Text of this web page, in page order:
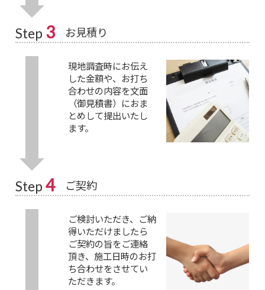
Step 3 お見積り
現地調査時にお伝え
した金額や、お打ち
合わせの内容を文面
（御見積書）におま
とめして提出いたし
ます。
Step 4 ご契約
ご検討いただき、ご納
得いただけましたら
ご契約の旨をご連絡
頂き、施工日時のお打
ち合わせをさせてい
ただきます。